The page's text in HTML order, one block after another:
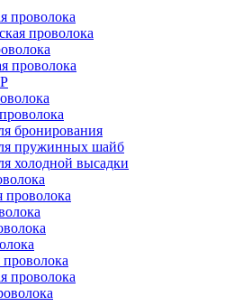
проволока
проволока
проволока
бронирования
пружинных шайб
холодной высадки
проволока
проволока